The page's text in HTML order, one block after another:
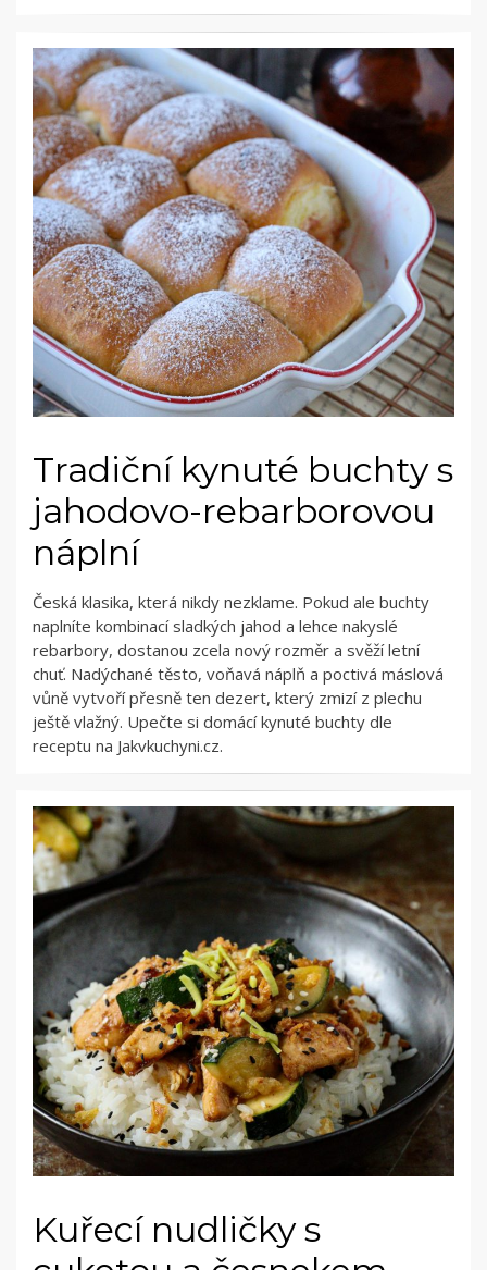
Tradiční kynuté buchty s
jahodovo-rebarborovou
náplní
Česká klasika, která nikdy nezklame. Pokud ale buchty
naplníte kombinací sladkých jahod a lehce nakyslé
rebarbory, dostanou zcela nový rozměr a svěží letní
chuť. Nadýchané těsto, voňavá náplň a poctivá máslová
vůně vytvoří přesně ten dezert, který zmizí z plechu
ještě vlažný. Upečte si domácí kynuté buchty dle
receptu na Jakvkuchyni.cz.
Kuřecí nudličky s